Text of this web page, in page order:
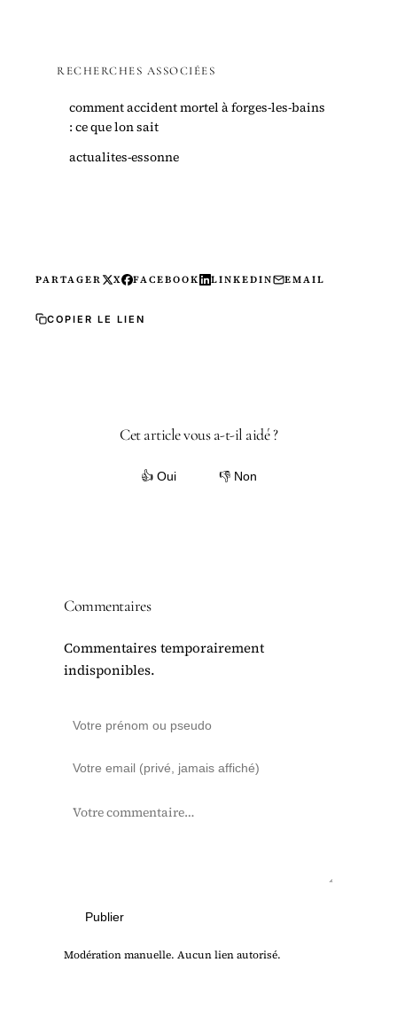
RECHERCHES ASSOCIÉES
comment accident mortel à forges-les-bains
: ce que lon sait
actualites-essonne
PARTAGER X FACEBOOK LINKEDIN EMAIL
COPIER LE LIEN
Cet article vous a-t-il aidé ?
👍 Oui 👎 Non
Commentaires
Commentaires temporairement
indisponibles.
Publier
Modération manuelle. Aucun lien autorisé.